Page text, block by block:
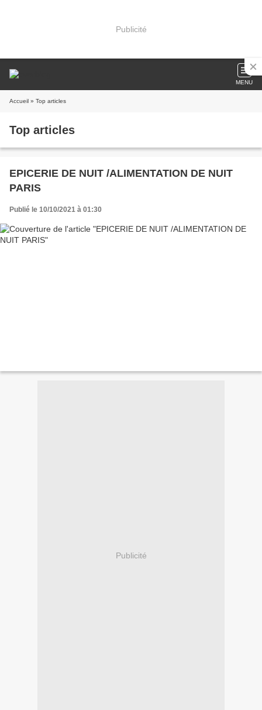
Publicité
MENU
Accueil » Top articles
Top articles
EPICERIE DE NUIT /ALIMENTATION DE NUIT
PARIS
Publié le 10/10/2021 à 01:30
Publicité